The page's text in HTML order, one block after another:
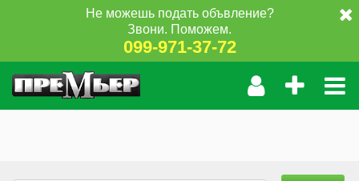
Не можешь подать объвление?
Звони. Поможем.
099-971-37-72